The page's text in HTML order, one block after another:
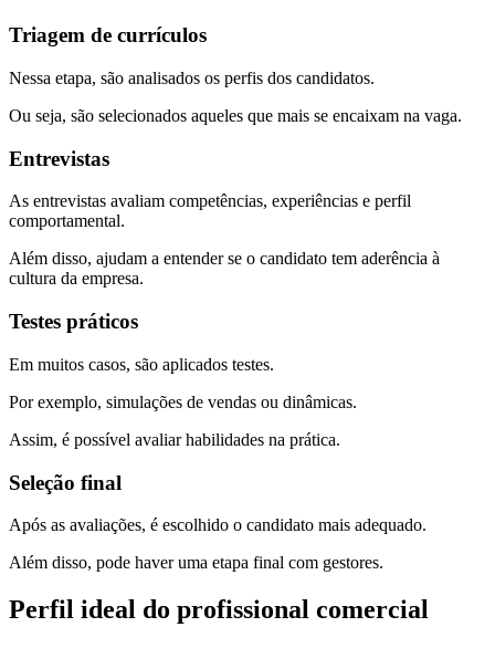
Triagem de currículos
Nessa etapa, são analisados os perfis dos candidatos.
Ou seja, são selecionados aqueles que mais se encaixam na vaga.
Entrevistas
As entrevistas avaliam competências, experiências e perfil
comportamental.
Além disso, ajudam a entender se o candidato tem aderência à
cultura da empresa.
Testes práticos
Em muitos casos, são aplicados testes.
Por exemplo, simulações de vendas ou dinâmicas.
Assim, é possível avaliar habilidades na prática.
Seleção final
Após as avaliações, é escolhido o candidato mais adequado.
Além disso, pode haver uma etapa final com gestores.
Perfil ideal do profissional comercial